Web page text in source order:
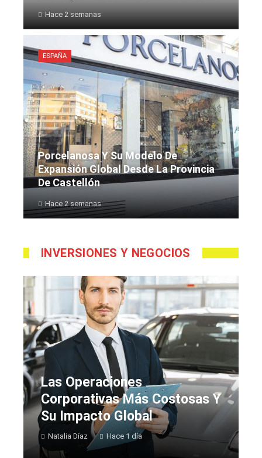
Hace 2 semanas
ESPAÑA
Porcelanosa Y Su Modelo De
Expansión Global Desde La Provincia
De Castellón
Hace 2 semanas
INVERSIONES Y NEGOCIOS
Las Operaciones
Corporativas Más Costosas Y
Su Impacto Global
Natalia Díaz Hace 1 día